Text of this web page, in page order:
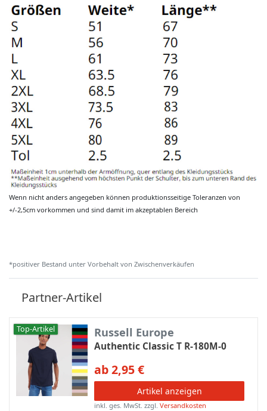
Wenn nicht anders angegeben können produktionsseitige Toleranzen von
+/-2,5cm vorkommen und sind damit im akzeptablen Bereich
*positiver Bestand unter Vorbehalt von Zwischenverkäufen
Partner-Artikel
Top-Artikel Russell Europe
Authentic Classic T R-180M-0
ab 2,95 €
Artikel anzeigen
inkl. ges. MwSt. zzgl.Versandkosten